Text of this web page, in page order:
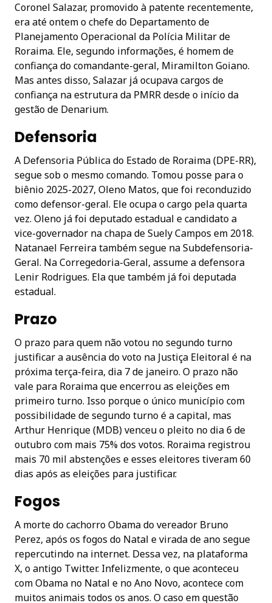
Coronel Salazar, promovido à patente recentemente,
era até ontem o chefe do Departamento de
Planejamento Operacional da Polícia Militar de
Roraima. Ele, segundo informações, é homem de
confiança do comandante-geral, Miramilton Goiano.
Mas antes disso, Salazar já ocupava cargos de
confiança na estrutura da PMRR desde o início da
gestão de Denarium.
Defensoria
A Defensoria Pública do Estado de Roraima (DPE-RR),
segue sob o mesmo comando. Tomou posse para o
biênio 2025-2027, Oleno Matos, que foi reconduzido
como defensor-geral. Ele ocupa o cargo pela quarta
vez. Oleno já foi deputado estadual e candidato a
vice-governador na chapa de Suely Campos em 2018.
Natanael Ferreira também segue na Subdefensoria-
Geral. Na Corregedoria-Geral, assume a defensora
Lenir Rodrigues. Ela que também já foi deputada
estadual.
Prazo
O prazo para quem não votou no segundo turno
justificar a ausência do voto na Justiça Eleitoral é na
próxima terça-feira, dia 7 de janeiro. O prazo não
vale para Roraima que encerrou as eleições em
primeiro turno. Isso porque o único município com
possibilidade de segundo turno é a capital, mas
Arthur Henrique (MDB) venceu o pleito no dia 6 de
outubro com mais 75% dos votos. Roraima registrou
mais 70 mil abstenções e esses eleitores tiveram 60
dias após as eleições para justificar.
Fogos
A morte do cachorro Obama do vereador Bruno
Perez, após os fogos do Natal e virada de ano segue
repercutindo na internet. Dessa vez, na plataforma
X, o antigo Twitter. Infelizmente, o que aconteceu
com Obama no Natal e no Ano Novo, acontece com
muitos animais todos os anos. O caso em questão